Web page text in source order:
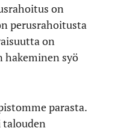
on
perusrahoitusta
on
hakeminen syö
parasta.